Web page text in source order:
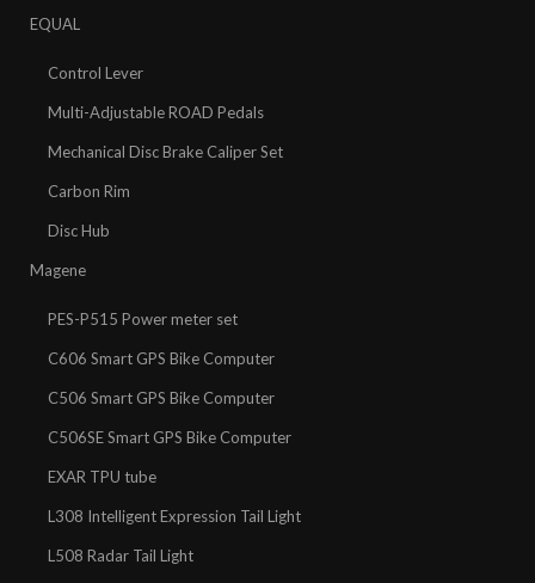
EQUAL
Control Lever
Multi-Adjustable ROAD Pedals
Mechanical Disc Brake Caliper Set
Carbon Rim
Disc Hub
Magene
PES-P515 Power meter set
C606 Smart GPS Bike Computer
C506 Smart GPS Bike Computer
C506SE Smart GPS Bike Computer
EXAR TPU tube
L308 Intelligent Expression Tail Light
L508 Radar Tail Light